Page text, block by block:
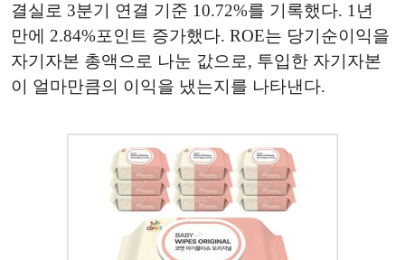
결실로 3분기 연결 기준 10.72%를 기록했다. 1년
만에 2.84%포인트 증가했다. ROE는 당기순이익을
자기자본 총액으로 나눈 값으로, 투입한 자기자본
이 얼마만큼의 이익을 냈는지를 나타낸다.